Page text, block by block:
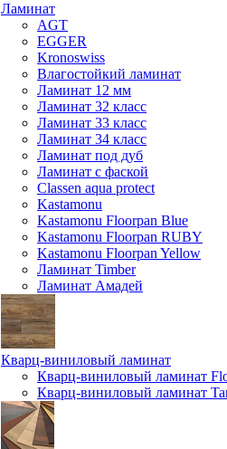
Ламинат
AGT
EGGER
Kronoswiss
Влагостойкий ламинат
Ламинат 12 мм
Ламинат 32 класс
Ламинат 33 класс
Ламинат 34 класс
Ламинат под дуб
Ламинат с фаской
Classen aqua protect
Kastamonu
Kastamonu Floorpan Blue
Kastamonu Floorpan RUBY
Kastamonu Floorpan Yellow
Ламинат Timber
Ламинат Амадей
Кварц-виниловый ламинат
Кварц-виниловый ламинат
Кварц-виниловый ламинат